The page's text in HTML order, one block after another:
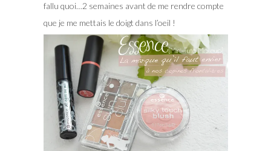
fallu quoi…2 semaines avant de me rendre compte
que je me mettais le doigt dans l’oeil !